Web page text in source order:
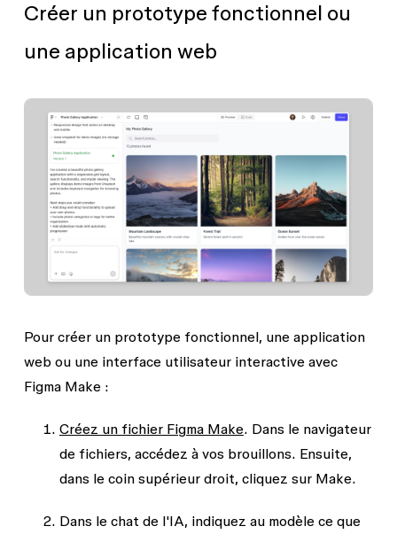
Créer un prototype fonctionnel ou
une application web
Pour créer un prototype fonctionnel, une application
web ou une interface utilisateur interactive avec
Figma Make :
Créez un fichier Figma Make. Dans le navigateur
de fichiers, accédez à vos brouillons. Ensuite,
dans le coin supérieur droit, cliquez sur Make.
Dans le chat de l'IA, indiquez au modèle ce que